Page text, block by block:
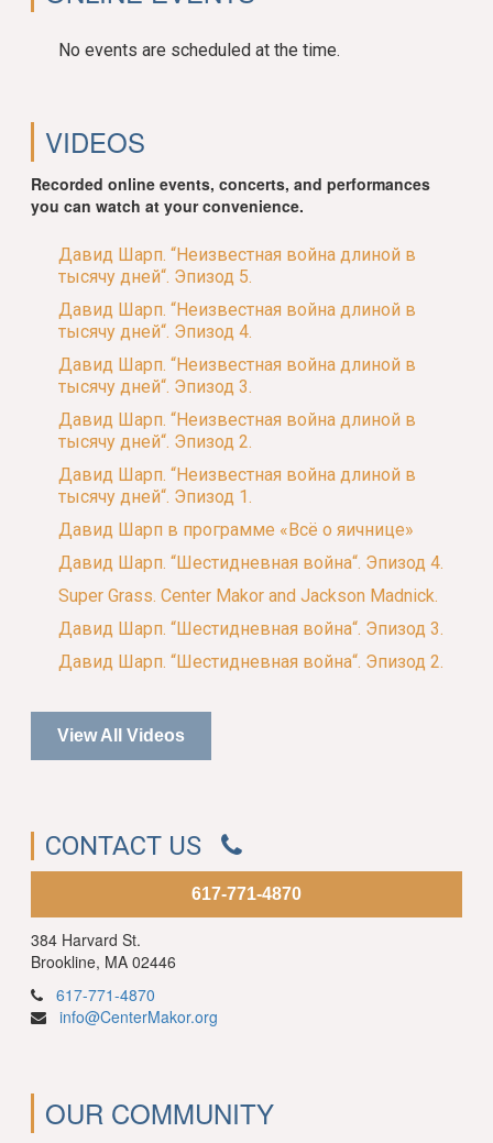
No events are scheduled at the time.
VIDEOS
Recorded online events, concerts, and performances
you can watch at your convenience.
Давид Шарп. “Неизвестная война длиной в
тысячу дней“. Эпизод 5.
Давид Шарп. “Неизвестная война длиной в
тысячу дней“. Эпизод 4.
Давид Шарп. “Неизвестная война длиной в
тысячу дней“. Эпизод 3.
Давид Шарп. “Неизвестная война длиной в
тысячу дней“. Эпизод 2.
Давид Шарп. “Неизвестная война длиной в
тысячу дней“. Эпизод 1.
Давид Шарп в программе «Всё о яичнице»
Давид Шарп. “Шестидневная война“. Эпизод 4.
Super Grass. Center Makor and Jackson Madnick.
Давид Шарп. “Шестидневная война“. Эпизод 3.
Давид Шарп. “Шестидневная война“. Эпизод 2.
View All Videos
CONTACT US
617-771-4870
384 Harvard St.
Brookline, MA 02446
617-771-4870
info@CenterMakor.org
OUR COMMUNITY